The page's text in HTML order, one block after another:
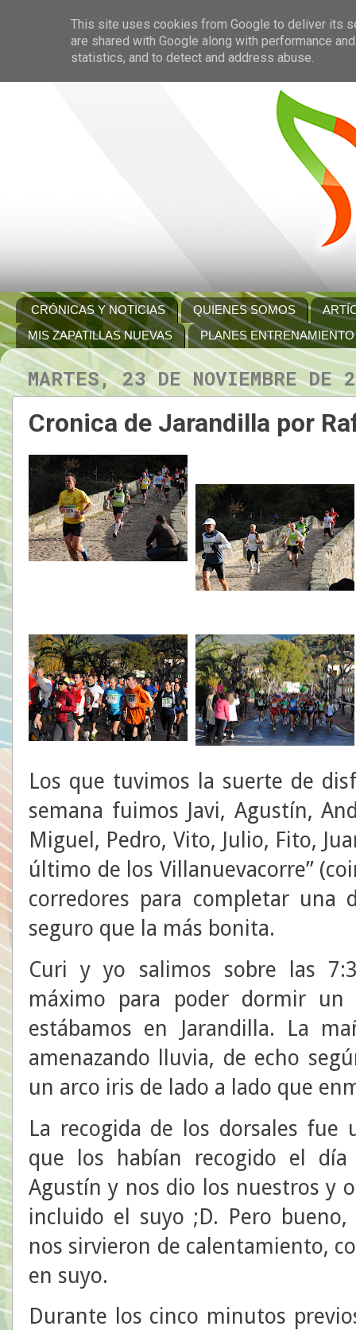
CRÓNICAS Y NOTICIAS QUIENES SOMOS
MIS ZAPATILLAS NUEVAS
PLANES ENTRENAMIENTO
MARTES, 23 DE NOVIEMBRE DE
Cronica de Jarandilla por
Los que tuvimos la suerte de
semana fuimos Javi, Agustín,
Miguel, Pedro, Vito, Julio, Fito,
último de los Villanuevacorre”
corredores para completar una
seguro que la más bonita.
Curi y yo salimos sobre las
máximo para poder dormir
estábamos en Jarandilla. La
amenazando lluvia, de echo
un arco iris de lado a lado que
La recogida de los dorsales fue
que los habían recogido el
Agustín y nos dio los nuestros y
incluido el suyo ;D. Pero
nos sirvieron de calentamiento,
en suyo.
Durante los cinco minutos
This site uses cookies from Google to deliver its
are shared with Google along with performance
statistics, and to detect and address abuse.